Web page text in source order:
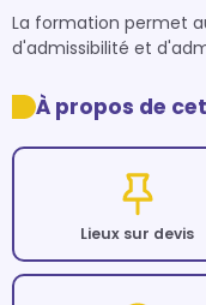
La formation permet
d'admissibilité et
À propos de
Lieux sur devis